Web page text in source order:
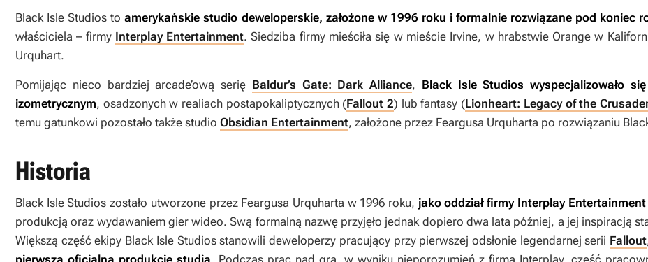
Black Isle Studios toamerykańskie studio deweloperskie, założone w 1996 roku i formalnie rozwiązane pod koniec
właściciela – firmy Interplay Entertainment. Siedziba firmy mieściła się w mieście Irvine, w hrabstwie Orange w
Urquhart.
Pomijając nieco bardziej arcade’ową serię Baldur’s Gate: Dark Alliance, Black Isle Studios wyspecjalizowało
izometrycznym, osadzonych w realiach postapokaliptycznych (Fallout 2) lub fantasy (Lionheart: Legacy of the
temu gatunkowi pozostało także studio Obsidian Entertainment, założone przez Feargusa Urquharta po rozwiązaniu
Historia
Black Isle Studios zostało utworzone przez Feargusa Urquharta w 1996 roku, jako oddział firmy Interplay
produkcją oraz wydawaniem gier wideo. Swą formalną nazwę przyjęło jednak dopiero dwa lata później, a jej inspiracją
Większą część ekipy Black Isle Studios stanowili deweloperzy pracujący przy pierwszej odsłonie legendarnej serii Fallout
pierwszą oficjalną produkcję studia. Podczas prac nad grą, w wyniku nieporozumień z firmą Interplay, część